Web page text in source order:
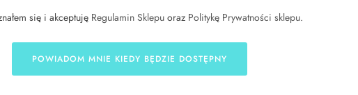
się i akceptuję Regulamin Sklepu oraz Politykę Prywatności sklepu.
POWIADOM MNIE KIEDY BĘDZIE DOSTĘPNY